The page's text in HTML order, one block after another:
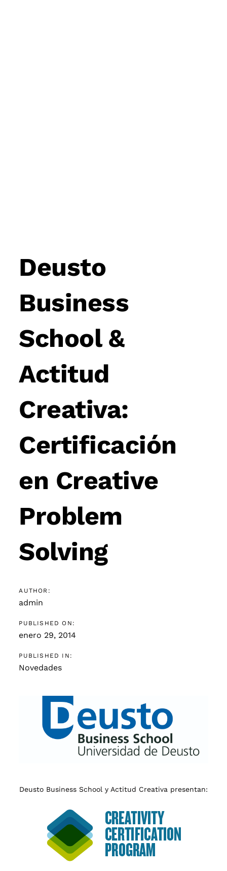
Deusto
Business
School &
Actitud
Creativa:
Certificación
en Creative
Problem
Solving
AUTHOR:
admin
PUBLISHED ON:
enero 29, 2014
PUBLISHED IN:
Novedades
Deusto Business School y Actitud Creativa presentan:
navigation